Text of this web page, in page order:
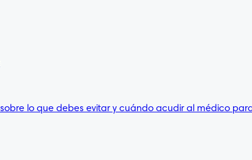
lo que debes evitar y cuándo acudir al médico